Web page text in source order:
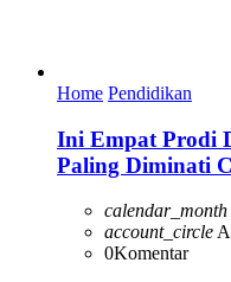
Home Pendidikan
Ini Empat Prodi
Paling Diminati
calendar_month
account_circle
0Komentar